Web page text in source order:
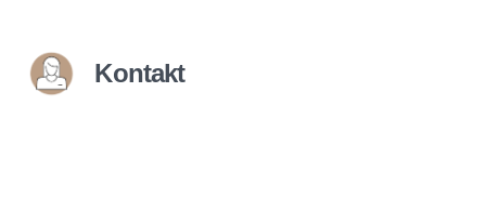
Kontakt